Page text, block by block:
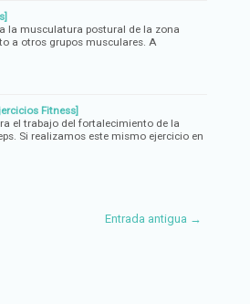
la musculatura postural de la zona
a otros grupos musculares. A
Fitness]
el trabajo del fortalecimiento de la
Si realizamos este mismo ejercicio en
Entrada antigua →